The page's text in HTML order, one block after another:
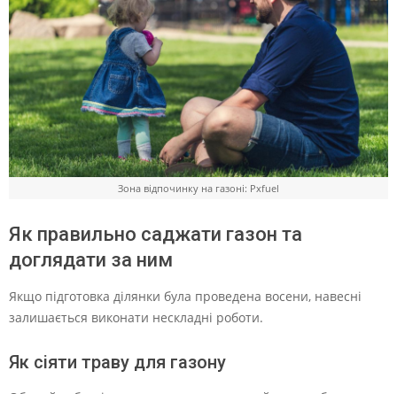
Зона відпочинку на газоні: Pxfuel
Як правильно саджати газон та
доглядати за ним
Якщо підготовка ділянки була проведена восени, навесні
залишається виконати нескладні роботи.
Як сіяти траву для газону